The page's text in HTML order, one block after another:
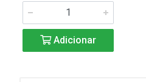
Adicionar